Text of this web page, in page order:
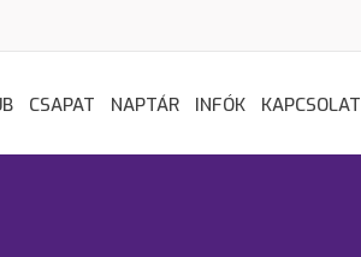
CSAPAT NAPTÁR INFÓK KAPCSOLAT